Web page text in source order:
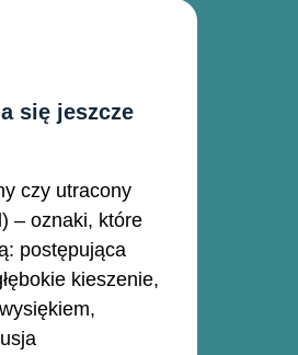
się jeszcze
czy utracony
– oznaki, które
postępująca
kieszenie,